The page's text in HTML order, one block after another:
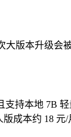
版本升级会
持本地 7B
成本约 18